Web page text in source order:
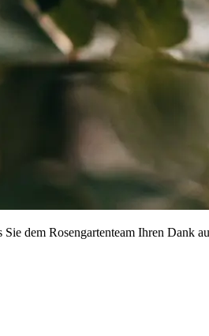
dem Rosengartenteam Ihren Dank